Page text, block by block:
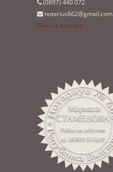
(0897)­ 440 072
notarius662@gmail.com
Виж на картата